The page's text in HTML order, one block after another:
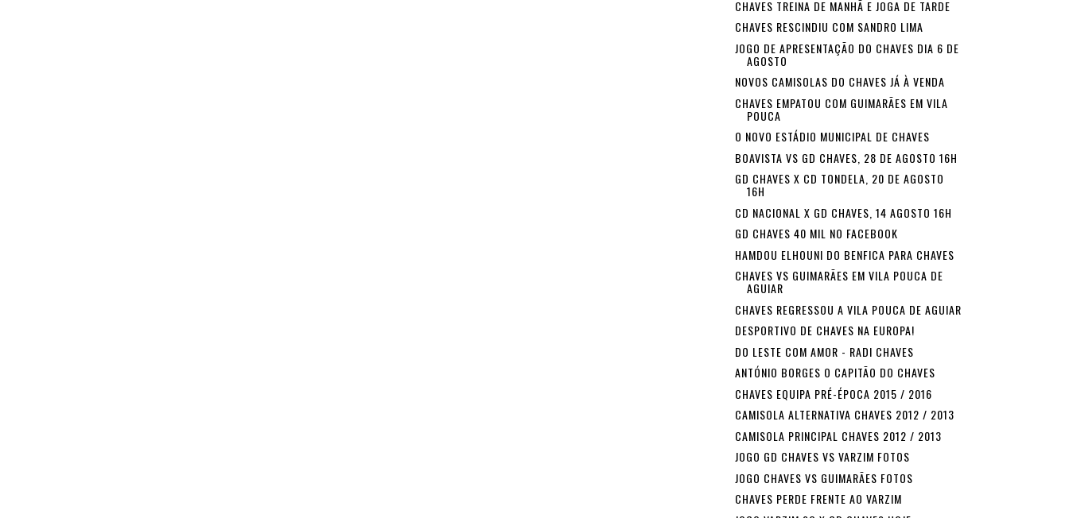
CHAVES TREINA DE MANHÃ E JOGA DE TARDE
CHAVES RESCINDIU COM SANDRO LIMA
JOGO DE APRESENTAÇÃO DO CHAVES DIA 6 DE
AGOSTO
NOVOS CAMISOLAS DO CHAVES JÁ À VENDA
CHAVES EMPATOU COM GUIMARÃES EM VILA
POUCA
O NOVO ESTÁDIO MUNICIPAL DE CHAVES
BOAVISTA VS GD CHAVES, 28 DE AGOSTO 16H
GD CHAVES X CD TONDELA, 20 DE AGOSTO
16H
CD NACIONAL X GD CHAVES, 14 AGOSTO 16H
GD CHAVES 40 MIL NO FACEBOOK
HAMDOU ELHOUNI DO BENFICA PARA CHAVES
CHAVES VS GUIMARÃES EM VILA POUCA DE
AGUIAR
CHAVES REGRESSOU A VILA POUCA DE AGUIAR
DESPORTIVO DE CHAVES NA EUROPA!
DO LESTE COM AMOR - RADI CHAVES
ANTÓNIO BORGES O CAPITÃO DO CHAVES
CHAVES EQUIPA PRÉ-ÉPOCA 2015 / 2016
CAMISOLA ALTERNATIVA CHAVES 2012 / 2013
CAMISOLA PRINCIPAL CHAVES 2012 / 2013
JOGO GD CHAVES VS VARZIM FOTOS
JOGO CHAVES VS GUIMARÃES FOTOS
CHAVES PERDE FRENTE AO VARZIM